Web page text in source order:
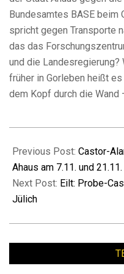
Bundesamtes BASE beim
spricht gegen Transporte
das das
und die
früher in Gorleben heißt
dem Kopf durch die Wand
11-
08
Previous Post: Castor-
Ahaus am 7.11. und
Next Post: Eilt: Probe-
Jülich